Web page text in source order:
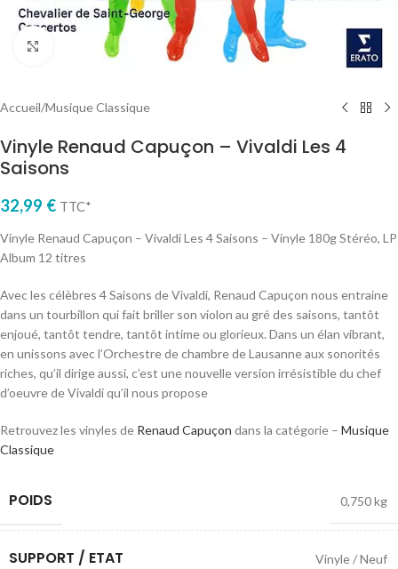
Cliquez pour agrandir
Accueil/Musique Classique
Vinyle Renaud Capuçon – Vivaldi Les 4
Saisons
32,99 € TTC*
Vinyle Renaud Capuçon – Vivaldi Les 4 Saisons – Vinyle 180g Stéréo, LP
Album 12 titres
Avec les célèbres 4 Saisons de Vivaldi, Renaud Capuçon nous entraine
dans un tourbillon qui fait briller son violon au gré des saisons, tantôt
enjoué, tantôt tendre, tantôt intime ou glorieux. Dans un élan vibrant,
en unissons avec l’Orchestre de chambre de Lausanne aux sonorités
riches, qu’il dirige aussi, c’est une nouvelle version irrésistible du chef
d’oeuvre de Vivaldi qu’il nous propose
Retrouvez les vinyles de Renaud Capuçon dans la catégorie – Musique
Classique
POIDS 0,750 kg
SUPPORT / ETAT Vinyle / Neuf